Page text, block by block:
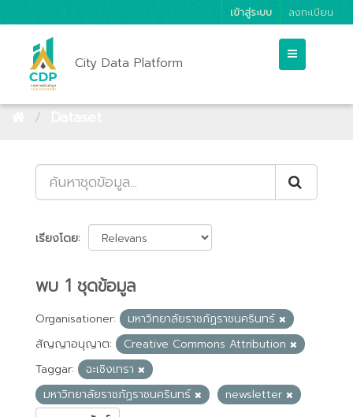
เข้าสู่ระบบ ลงทะเบียน
City Data Platform
เรียงโดย
พบ 1 ชุดข้อมูล
Organisationer:
มหาวิทยาลัยราชภัฏราชนครินทร์
สัญญาอนุญาต:
Creative Commons Attribution
Taggar:
ฉะเชิงเทรา
มหาวิทยาลัยราชภัฏราชนครินทร์
newsletter